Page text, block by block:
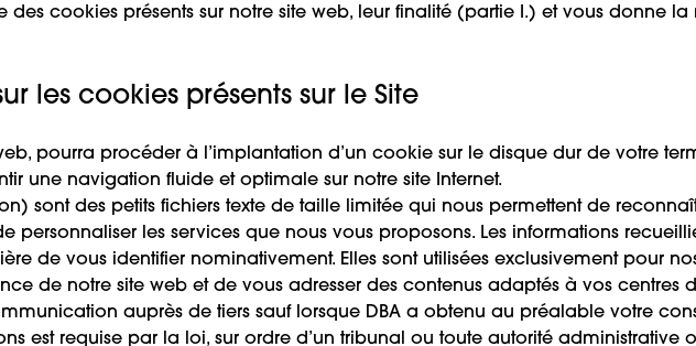
des cookies présents sur notre site web, leur finalité (partie I.) et vous donne
les cookies présents sur le Site
pourra procéder à l’implantation d’un cookie sur le disque dur de votre
une navigation fluide et optimale sur notre site Internet.
sont des petits fichiers texte de taille limitée qui nous permettent de
personnaliser les services que nous vous proposons. Les informations
de vous identifier nominativement. Elles sont utilisées exclusivement pour
de notre site web et de vous adresser des contenus adaptés à vos centres
auprès de tiers sauf lorsque DBA a obtenu au préalable votre
est requise par la loi, sur ordre d’un tribunal ou toute autorité administrative